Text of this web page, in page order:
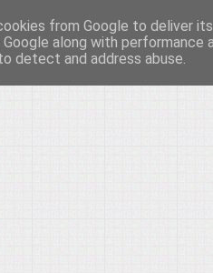
των
εδώ για να μιλάμε για τον
from Google to deliver
Google along with
detect and address abuse.